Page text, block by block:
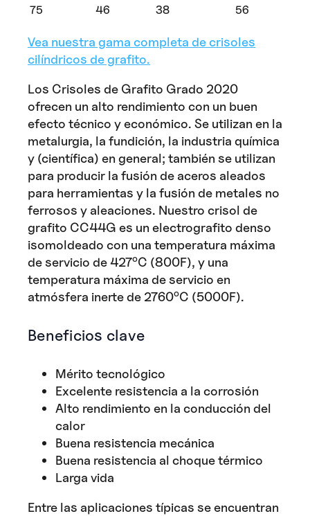
75 46 38 56
Vea nuestra gama completa de crisoles
cilíndricos de grafito.
Los Crisoles de Grafito Grado 2020
ofrecen un alto rendimiento con un buen
efecto técnico y económico. Se utilizan en la
metalurgia, la fundición, la industria química
y (científica) en general; también se utilizan
para producir la fusión de aceros aleados
para herramientas y la fusión de metales no
ferrosos y aleaciones. Nuestro crisol de
grafito CC44G es un electrografito denso
isomoldeado con una temperatura máxima
de servicio de 427oC (800F), y una
temperatura máxima de servicio en
atmósfera inerte de 2760oC (5000F).
Beneficios clave
Mérito tecnológico
Excelente resistencia a la corrosión
Alto rendimiento en la conducción del
calor
Buena resistencia mecánica
Buena resistencia al choque térmico
Larga vida
Entre las aplicaciones típicas se encuentran